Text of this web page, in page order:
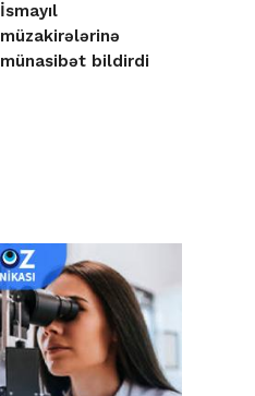
İsmayıl
müzakirələrinə
münasibət bildirdi